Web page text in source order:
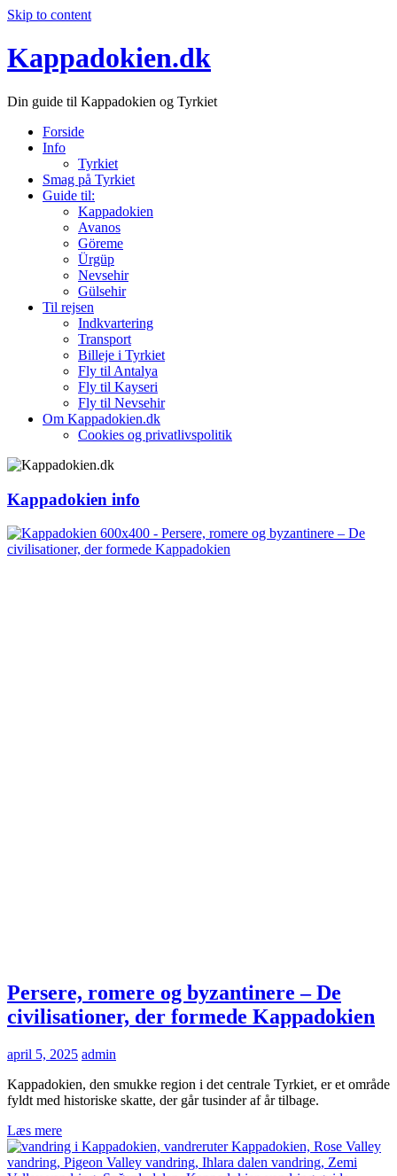
Skip to content
Kappadokien.dk
Din guide til Kappadokien og Tyrkiet
Forside
Info
Tyrkiet
Smag på Tyrkiet
Guide til:
Kappadokien
Avanos
Göreme
Ürgüp
Nevsehir
Gülsehir
Til rejsen
Indkvartering
Transport
Billeje i Tyrkiet
Fly til Antalya
Fly til Kayseri
Fly til Nevsehir
Om Kappadokien.dk
Cookies og privatlivspolitik
Kappadokien info
Persere, romere og byzantinere – De
civilisationer, der formede Kappadokien
april 5, 2025 admin
Kappadokien, den smukke region i det centrale Tyrkiet, er et område
fyldt med historiske skatte, der går tusinder af år tilbage.
Læs mere